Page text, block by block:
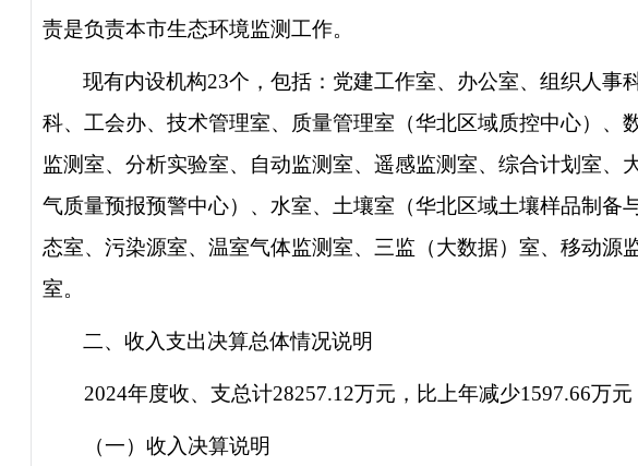
责是负责本市生态环境监测工作。
现有内设机构23个，包括：党建工作室、办公室、组织人事
科、工会办、技术管理室、质量管理室（华北区域质控中心）、
监测室、分析实验室、自动监测室、遥感监测室、综合计划室、
气质量预报预警中心）、水室、土壤室（华北区域土壤样品制备
态室、污染源室、温室气体监测室、三监（大数据）室、移动源
室。
二、收入支出决算总体情况说明
2024年度收、支总计28257.12万元，比上年减少1597.66万元
（一）收入决算说明